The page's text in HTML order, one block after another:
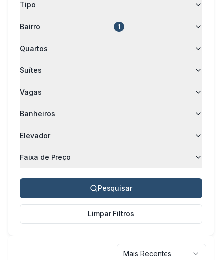
Tipo
Bairro 1
Quartos
Suítes
Vagas
Banheiros
Elevador
Faixa de Preço
Pesquisar
Limpar Filtros
Mais Recentes